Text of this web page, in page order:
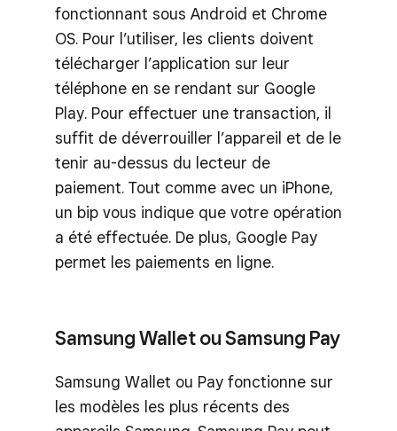
fonctionnant sous Android et Chrome
OS. Pour l’utiliser, les clients doivent
télécharger l’application sur leur
téléphone en se rendant sur Google
Play. Pour effectuer une transaction, il
suffit de déverrouiller l’appareil et de le
tenir au-dessus du lecteur de
paiement. Tout comme avec un iPhone,
un bip vous indique que votre opération
a été effectuée. De plus, Google Pay
permet les paiements en ligne.
Samsung Wallet ou Samsung Pay
Samsung Wallet ou Pay fonctionne sur
les modèles les plus récents des